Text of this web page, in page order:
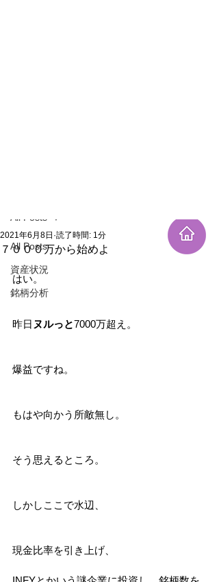
All Posts
資産状況
銘柄分析
All Posts
７０００万から始めよ
2021年6月8日 読了時間: 1分
はい。
昨日 ヌルっと7000万超え。
爆益ですね。
もはや向かう所敵無し。
そう思えるところ。
しかしここで水辺、
現金比率を引き上げ、